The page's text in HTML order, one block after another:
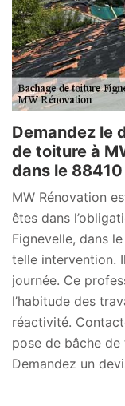
Demandez le
de toiture à
dans le 88410
MW Rénovation
êtes dans
Fignevelle, dans
telle intervention.
journée. Ce
l’habitude des
réactivité.
pose de bâche
Demandez un